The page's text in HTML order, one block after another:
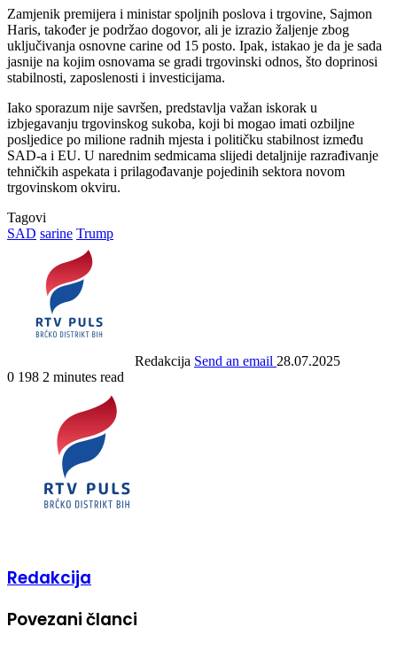
Zamjenik premijera i ministar spoljnih poslova i trgovine, Sajmon
Haris, također je podržao dogovor, ali je izrazio žaljenje zbog
uključivanja osnovne carine od 15 posto. Ipak, istakao je da je sada
jasnije na kojim osnovama se gradi trgovinski odnos, što doprinosi
stabilnosti, zaposlenosti i investicijama.
Iako sporazum nije savršen, predstavlja važan iskorak u
izbjegavanju trgovinskog sukoba, koji bi mogao imati ozbiljne
posljedice po milione radnih mjesta i političku stabilnost između
SAD-a i EU. U narednim sedmicama slijedi detaljnije razrađivanje
tehničkih aspekata i prilagođavanje pojedinih sektora novom
trgovinskom okviru.
Tagovi
SAD sarine Trump
Redakcija Send an email 28.07.2025
0 198 2 minutes read
Redakcija
Povezani članci